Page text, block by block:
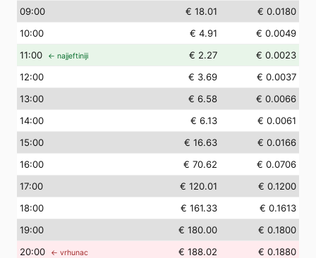
09:00 € 18.01
€ 0.0180
10:00 € 4.91
€ 0.0049
11:00 ← najjeftiniji € 2.27
€ 0.0023
12:00 € 3.69
€ 0.0037
13:00 € 6.58
€ 0.0066
14:00 € 6.13
€ 0.0061
15:00 € 16.63
€ 0.0166
16:00 € 70.62
€ 0.0706
17:00 € 120.01
€ 0.1200
18:00 € 161.33
€ 0.1613
19:00 € 180.00
€ 0.1800
20:00 ← vrhunac € 188.02
€ 0.1880